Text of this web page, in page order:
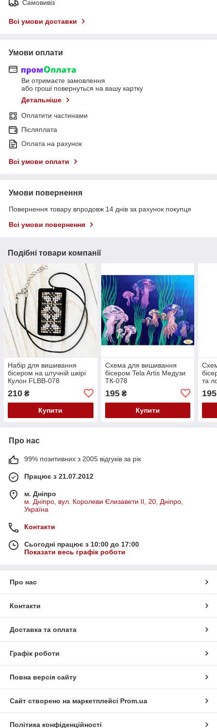
Самовивіз
Всі умови доставки
Умови оплати
Ви отримаєте замовлення
або гроші повернуться на вашу картку
Детальніше
Оплатити частинами
Післяплата
Оплата на рахунок
Всі умови оплати
Умови повернення
Повернення товару впродовж 14 днів за рахунок покупця
Всі умови повернення
Подібні товари компанії
Набір для вишивання
бісером на штучній шкірі
Кулон FLBB-078
210 ₴
Купити
Схема для вишивання
бісером Tela Artis Медузи
ТК-078
195₴
Купити
та
195
Про нас
99% позитивних з 2005 відгуків за рік
Працює з 21.07.2012
м. Дніпро
м. Дніпро, вул. Королеви Єлизавети ІІ, 20, Дніпро,
Україна
Контакти
Сьогодні працює з 10:00 до 17:00
Показати весь графік роботи
Про нас
Контакти
Доставка та оплата
Графік роботи
Повна версія сайту
Сайт створено на маркетплейсі Prom.ua
Політика конфіденційності